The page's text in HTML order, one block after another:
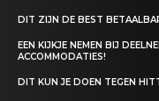
DIT ZIJN DE BEST
EEN KIJKJE NEMEN BIJ
ACCOMMODATIES!
DIT KUN JE DOEN TEGEN